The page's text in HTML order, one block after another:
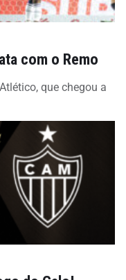
com o Remo
que chegou a